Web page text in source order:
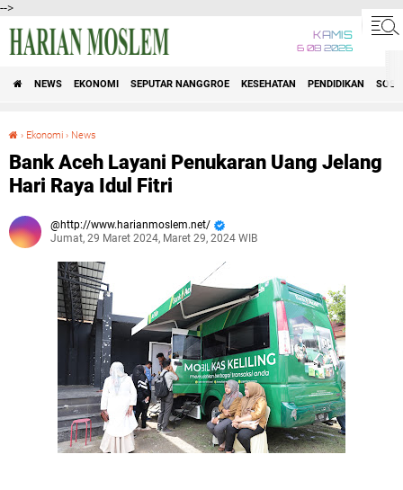
-->
KAMIS
6 08 2026
NEWS EKONOMI SEPUTAR NANGGROE KESEHATAN PENDIDIKAN
› Ekonomi › News
Bank Aceh Layani Penukaran Uang Jelang
Hari Raya Idul Fitri
http://www.harianmoslem.net/
Jumat, 29 Maret 2024, Maret 29, 2024 WIB